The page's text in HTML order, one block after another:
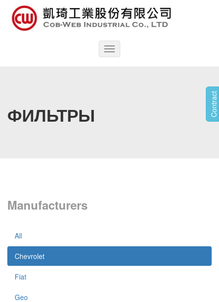
Toggle
navigation
Contract
ФИЛЬТРЫ
Manufacturers
All
Chevrolet
Fiat
Geo